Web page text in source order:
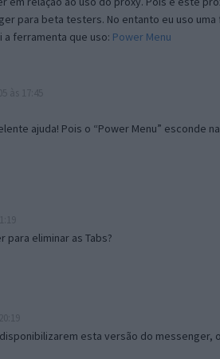
para beta testers. No entanto eu uso
ferramenta que uso: Power Menu
ajuda! Pois o “Power Menu” esconde
para eliminar as Tabs?
esta versão do messenger,